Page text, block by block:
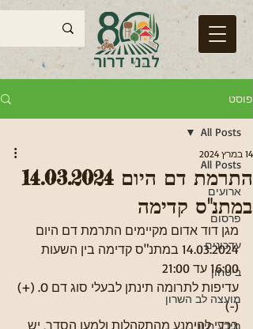
פוסט
All Posts
ארועים
פרסום
עדכונים
ביטחון
מועצה לב השרון
מידע חיוני
All Posts
התרמת דם היום 14.03.2024
במתנ"ס קדימה
14 במרץ 2024
מגן דוד אדום מקיימים התרמת דם היום
14.03.2024 במתנ"ס קדימה בין השעות
16:00 עד 21:00
עדיפות לתרומה תינתן לבעלי סוג דם O. (+)
(-)
בכדי להימנע מהתקהלות ולמען הסדר, יש